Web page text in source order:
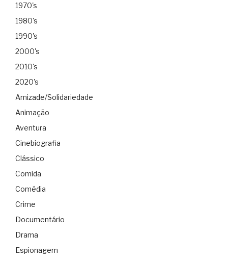
1970's
1980's
1990's
2000's
2010's
2020's
Amizade/Solidariedade
Animação
Aventura
Cinebiografia
Clássico
Comida
Comédia
Crime
Documentário
Drama
Espionagem